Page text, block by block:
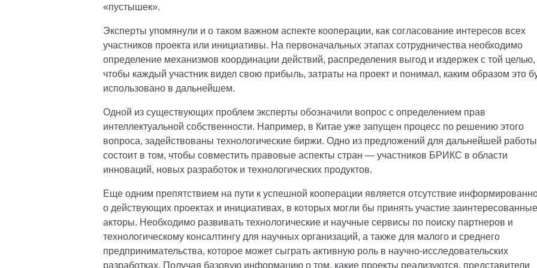
«пустышек».
Эксперты упомянули и о таком важном аспекте кооперации, как согласование интересов всех
участников проекта или инициативы. На первоначальных этапах сотрудничества необходимо
определение механизмов координации действий, распределения выгод и издержек с той целью,
чтобы каждый участник видел свою прибыль, затраты на проект и понимал, каким образом это
использовано в дальнейшем.
Одной из существующих проблем эксперты обозначили вопрос с определением прав
интеллектуальной собственности. Например, в Китае уже запущен процесс по решению этого
вопроса, задействованы технологические биржи. Одно из предложений для дальнейшей работы
состоит в том, чтобы совместить правовые аспекты стран — участников БРИКС в области
инноваций, новых разработок и технологических продуктов.
Еще одним препятствием на пути к успешной кооперации является отсутствие
о действующих проектах и инициативах, в которых могли бы принять участие заинтересованные
акторы. Необходимо развивать технологические и научные сервисы по поиску партнеров и
технологическому консалтингу для научных организаций, а также для малого и среднего
предпринимательства, которое может сыграть активную роль в научно-исследовательских
разработках. Получая базовую информацию о том, какие проекты реализуются, представители